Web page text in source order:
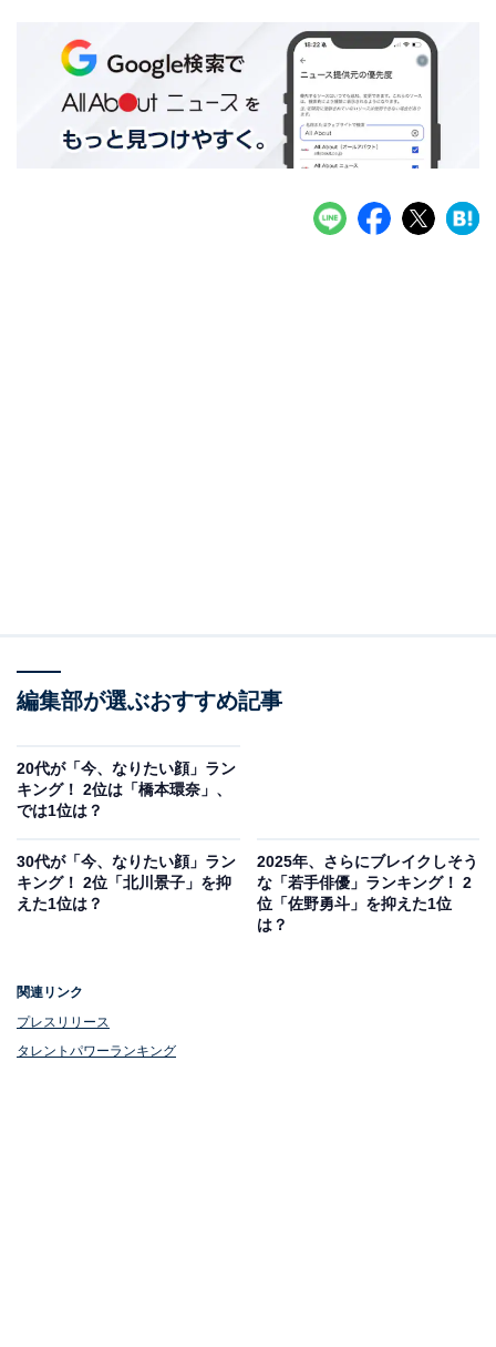
編集部が選ぶおすすめ記事
20代が「今、なりたい顔」ラン
キング！ 2位は「橋本環奈」、
では1位は？
30代が「今、なりたい顔」ラン
キング！ 2位「北川景子」を抑
えた1位は？
2025年、さらにブレイクしそう
な「若手俳優」ランキング！ 2
位「佐野勇斗」を抑えた1位
は？
関連リンク
プレスリリース
タレントパワーランキング